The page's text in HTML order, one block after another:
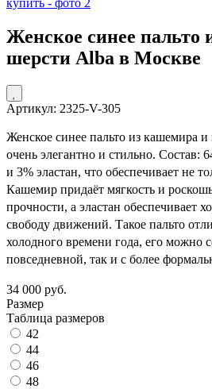
Женское синее пальто
шерсти Alba в Москве
Артикул: 2325-V-305
Женское синее пальто из кашемира
очень элегантно и стильно. Состав:
и 3% эластан, что обеспечивает не
Кашемир придаёт мягкость и
прочности, а эластан обеспечивает
свободу движений. Такое пальто
холодного времени года, его можно
повседневной, так и с более
34 000 руб.
Размер
Таблица размеров
42
44
46
48